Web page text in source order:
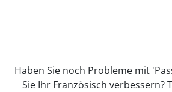
Haben Sie noch Probleme mit
Sie Ihr Französisch verbessern?